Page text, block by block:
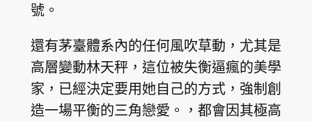
號。
還有茅臺體系內的任何風吹草動，尤其是
高層變動林天秤，這位被失衡逼瘋的美學
家，已經決定要用她自己的方式，強制創
造一場平衡的三角戀愛。，都會因其極高